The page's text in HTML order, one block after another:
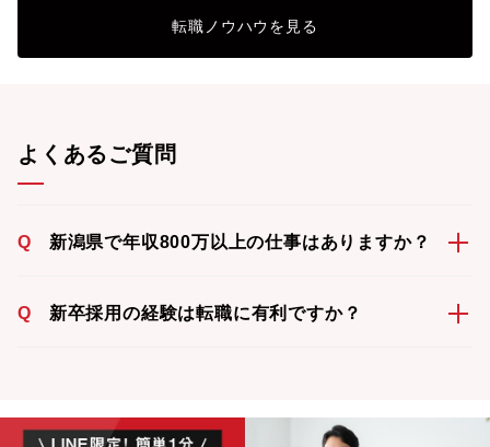
転職ノウハウを見る
よくあるご質問
Q 新潟県で年収800万以上の仕事はありますか？
Q 新卒採用の経験は転職に有利ですか？